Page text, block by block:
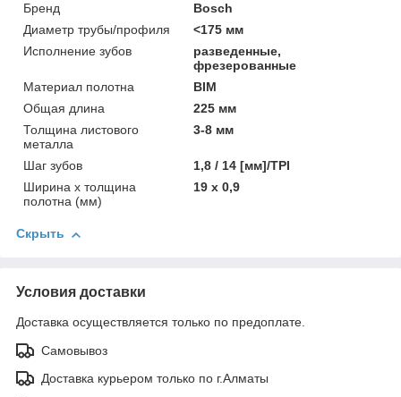
Бренд
Bosch
Диаметр трубы/профиля
<175 мм
Исполнение зубов
разведенные,
фрезерованные
Материал полотна
BIM
Общая длина
225 мм
Толщина листового
металла
3-8 мм
Шаг зубов
1,8 / 14 [мм]/TPI
Ширина x толщина
полотна (мм)
19 x 0,9
Скрыть
Условия доставки
Доставка осуществляется только по предоплате.
Самовывоз
Доставка курьером только по г.Алматы